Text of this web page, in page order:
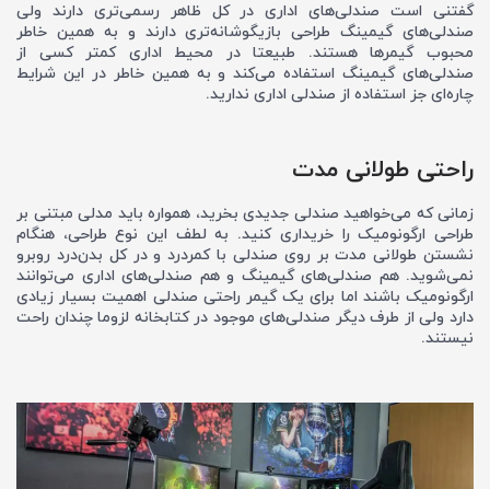
گفتنی است صندلی‌های اداری در کل ظاهر رسمی‌تری دارند ولی
صندلی‌های گیمینگ طراحی بازیگوشانه‌تری دارند و به همین خاطر
محبوب گیمرها هستند. طبیعتا در محیط اداری کمتر کسی از
صندلی‌های گیمینگ استفاده می‌کند و به همین خاطر در این شرایط
چاره‌ای جز استفاده از صندلی اداری ندارید.
راحتی طولانی مدت
زمانی که می‌خواهید صندلی جدیدی بخرید، همواره باید مدلی مبتنی بر
طراحی ارگونومیک را خریداری کنید. به لطف این نوع طراحی، هنگام
نشستن طولانی مدت بر روی صندلی با کمردرد و در کل بدن‌درد روبرو
نمی‌شوید. هم صندلی‌های گیمینگ و هم صندلی‌های اداری می‌توانند
ارگونومیک باشند اما برای یک گیمر راحتی صندلی اهمیت بسیار زیادی
دارد ولی از طرف دیگر صندلی‌های موجود در کتابخانه لزوما چندان راحت
نیستند.